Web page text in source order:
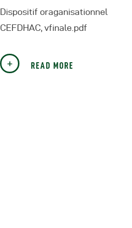
Dispositif oraganisationnel
CEFDHAC, vfinale.pdf
READ MORE